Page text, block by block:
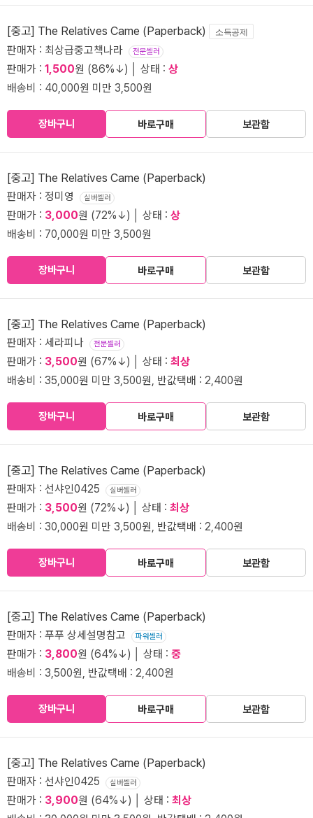
[중고] The Relatives Came (Paperback) 소득공제
판매자 : 최상급중고책나라 전문셀러
판매가 : 1,500원 (86%↓) │ 상태 : 상
배송비 : 40,000원 미만 3,500원
장바구니 바로구매 보관함
[중고] The Relatives Came (Paperback)
판매자 : 정미영 실버셀러
판매가 : 3,000원 (72%↓) │ 상태 : 상
배송비 : 70,000원 미만 3,500원
장바구니 바로구매 보관함
[중고] The Relatives Came (Paperback)
판매자 : 세라피나 전문셀러
판매가 : 3,500원 (67%↓) │ 상태 : 최상
배송비 : 35,000원 미만 3,500원, 반값택배 : 2,400원
장바구니 바로구매 보관함
[중고] The Relatives Came (Paperback)
판매자 : 선샤인0425 실버셀러
판매가 : 3,500원 (72%↓) │ 상태 : 최상
배송비 : 30,000원 미만 3,500원, 반값택배 : 2,400원
장바구니 바로구매 보관함
[중고] The Relatives Came (Paperback)
판매자 : 푸푸 상세설명참고 파워셀러
판매가 : 3,800원 (64%↓) │ 상태 : 중
배송비 : 3,500원, 반값택배 : 2,400원
장바구니 바로구매 보관함
[중고] The Relatives Came (Paperback)
판매자 : 선샤인0425 실버셀러
판매가 : 3,900원 (64%↓) │ 상태 : 최상